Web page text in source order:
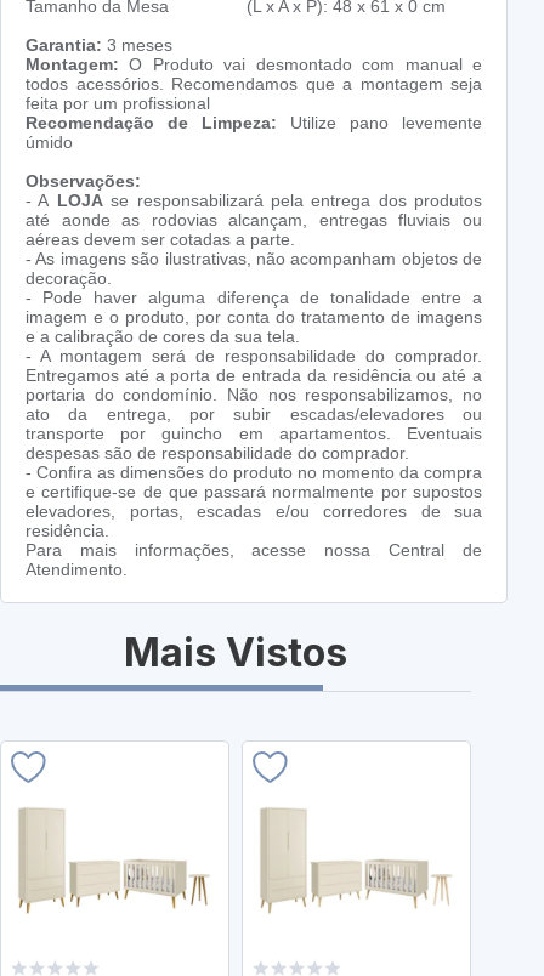
Tamanho da Mesa (L x A x P): 48 x 61 x 0 cm
Garantia: 3 meses
Montagem:O Produto vai desmontado com manual e
todos acessórios. Recomendamos que a montagem seja
feita por um profissional
Recomendação de Limpeza: Utilize pano levemente
úmido
Observações:
- A LOJAse responsabilizará pela entrega dos produtos
até aonde as rodovias alcançam, entregas fluviais ou
aéreas devem ser cotadas a parte.
- As imagens são ilustrativas, não acompanham objetos de
decoração.
- Pode haver alguma diferença de tonalidade entre a
imagem e o produto, por conta do tratamento de imagens
e a calibração de cores da sua tela.
- A montagem será de responsabilidade do comprador.
Entregamos até a porta de entrada da residência ou até a
portaria do condomínio. Não nos responsabilizamos, no
ato da entrega, por subir escadas/elevadores ou
transporte por guincho em apartamentos. Eventuais
despesas são de responsabilidade do comprador.
- Confira as dimensões do produto no momento da compra
e certifique-se de que passará normalmente por supostos
elevadores, portas, escadas e/ou corredores de sua
residência.
Para mais informações, acesse nossa Central de
Atendimento.
Mais Vistos